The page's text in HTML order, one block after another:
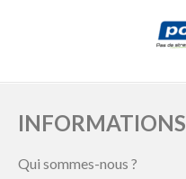
INFORMATIONS
Qui sommes-nous ?